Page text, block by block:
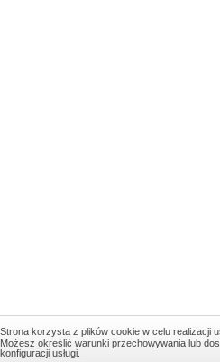
Strona korzysta z plików cookie w celu realizacji
Możesz określić warunki przechowywania lub
konfiguracji usługi.